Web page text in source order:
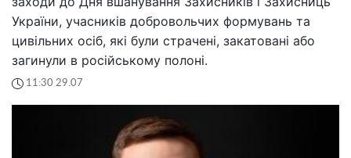
України, учасників добровольчих формувань та
цивільних осіб, які були страчені, закатовані або
загинули в російському полоні.
11:30 29.07